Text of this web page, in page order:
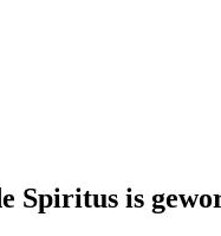
Spiritus is